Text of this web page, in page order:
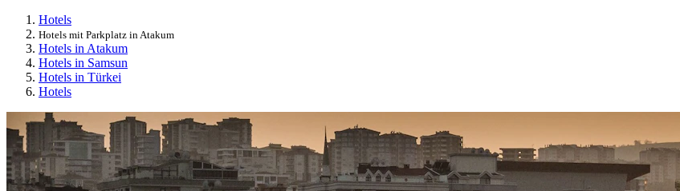
Hotels
Hotels mit Parkplatz in Atakum
Hotels in Atakum
Hotels in Samsun
Hotels in Türkei
Hotels